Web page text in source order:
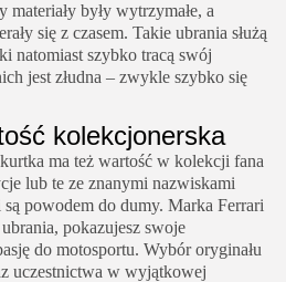
były wytrzymałe, a
się z czasem. Takie ubrania służą
natomiast szybko tracą swój
jest złudna – zwykle szybko się
kolekcjonerska
ma też wartość w kolekcji fana
lub te ze znanymi nazwiskami
powodem do dumy. Marka Ferrari
pokazujesz swoje
do motosportu. Wybór oryginału
uczestnictwa w wyjątkowej